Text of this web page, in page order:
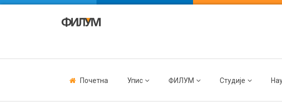
Почетна Упис ФИЛУМ Студије